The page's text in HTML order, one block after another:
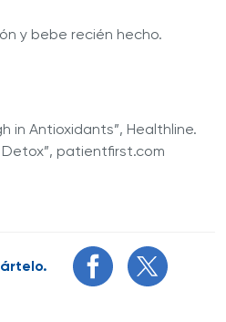
y bebe recién hecho.
in Antioxidants”, Healthline.
patientfirst.com